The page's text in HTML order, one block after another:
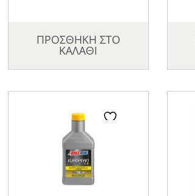
ΠΡΟΣΘΗΚΗ ΣΤΟ
ΚΑΛΑΘΙ